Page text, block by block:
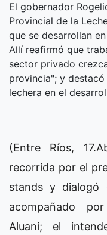
El gobernador
Provincial de la
que se desarrollan
Allí reafirmó que
sector privado
provincia"; y
lechera en el
(Entre Ríos,
recorrida por el
stands y dialogó
acompañado
Aluani; el